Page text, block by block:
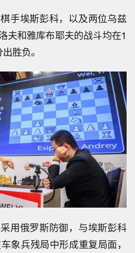
手埃斯彭科，以及两位乌兹
夫和雅库布耶夫的战斗均在1
胜负。
用俄罗斯防御，与埃斯彭科
象兵残局中形成重复局面，